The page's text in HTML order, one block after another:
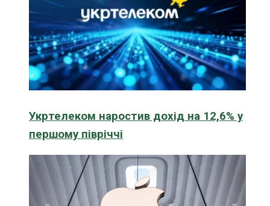
Укртелеком наростив дохід на 12,6% у
першому півріччі